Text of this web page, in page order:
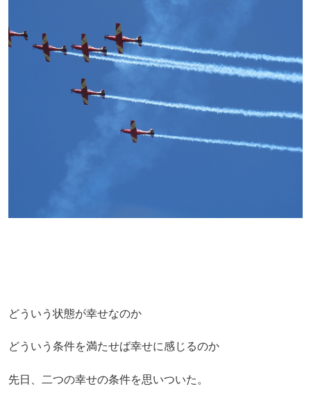
どういう状態が幸せなのか
どういう条件を満たせば幸せに感じるのか
先日、二つの幸せの条件を思いついた。